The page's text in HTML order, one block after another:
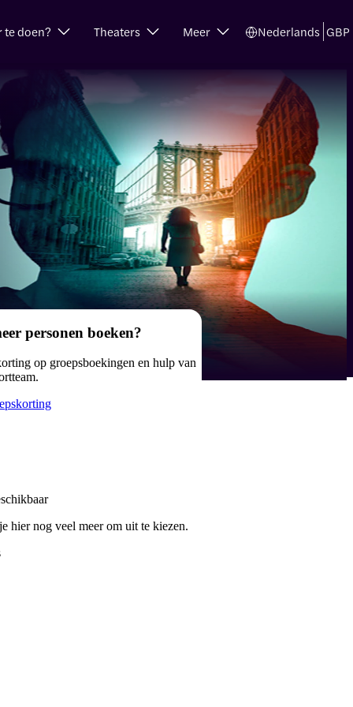
te doen? Theaters Meer Nederlands GBP
personen boeken?
op groepsboekingen en hulp van
hier nog veel meer om uit te kiezen.